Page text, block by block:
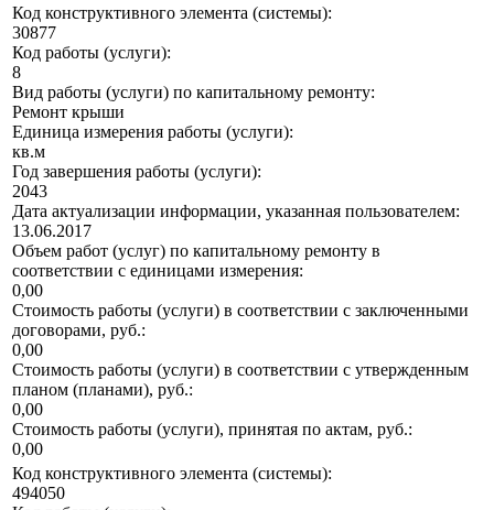
Код конструктивного элемента (системы):
30877
Код работы (услуги):
8
Вид работы (услуги) по капитальному ремонту:
Ремонт крыши
Единица измерения работы (услуги):
кв.м
Год завершения работы (услуги):
2043
Дата актуализации информации, указанная пользователем:
13.06.2017
Объем работ (услуг) по капитальному ремонту в
соответствии с единицами измерения:
0,00
Стоимость работы (услуги) в соответствии с заключенными
договорами, руб.:
0,00
Стоимость работы (услуги) в соответствии с утвержденным
планом (планами), руб.:
0,00
Стоимость работы (услуги), принятая по актам, руб.:
0,00
Код конструктивного элемента (системы):
494050